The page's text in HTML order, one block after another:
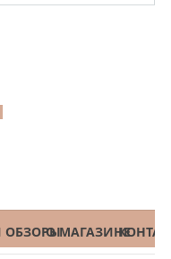
ОБЗОРЫО МАГАЗИНЕ